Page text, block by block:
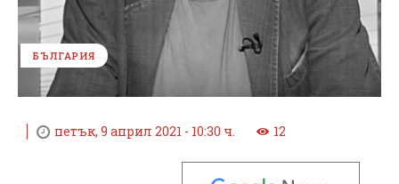
БЪЛГАРИЯ
петък, 9 април 2021 - 10:30 ч. 12